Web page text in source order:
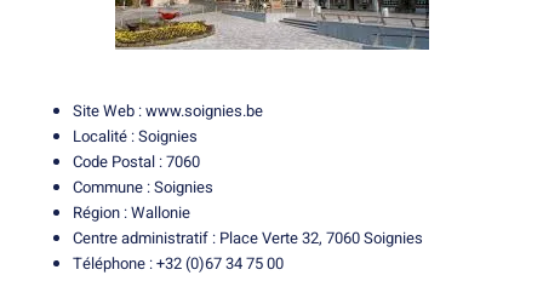
Site Web :www.soignies.be
Localité : Soignies
Code Postal : 7060
Commune : Soignies
Région : Wallonie
Centre administratif : Place Verte 32, 7060 Soignies
Téléphone : +32 (0)67 34 75 00